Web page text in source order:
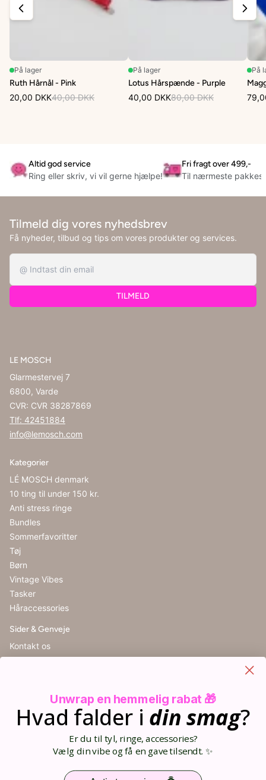
På lager
Ruth Hårnål - Pink
20,00 DKK40,00 DKK
På lager
Lotus Hårspænde - Purple
40,00 DKK80,00 DKK
På
Altid god service
Ring eller skriv, vi vil gerne hjælpe!
Fri fragt over 499,-
Til nærmeste
Tilmeld dig vores nyhedsbrev
Få nyheder, tilbud og tips om vores produkter og services.
TILMELD
LE MOSCH
Glarmestervej 7
6800, Varde
CVR: CVR 38287869
Tlf: 42451884
info@lemosch.com
Kategorier
LÉ MOSCH denmark
10 ting til under 150 kr.
Anti stress ringe
Bundles
Sommerfavoritter
Tøj
Børn
Vintage Vibes
Tasker
Håraccessories
Sider & Genveje
Kontakt os
Handelsbetingelser
Størrelsesguide
Blog
Unwrap en hemmelig rabat 🎁
Hvad falder i din smag?
Er du til tyl, ringe, accessories?
Vælg din vibe og få en gave tilsendt. ✨